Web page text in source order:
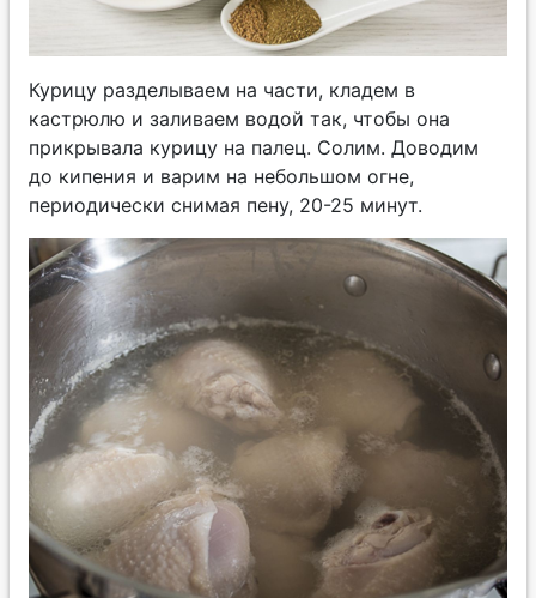
Курицу разделываем на части, кладем в
кастрюлю и заливаем водой так, чтобы она
прикрывала курицу на палец. Солим. Доводим
до кипения и варим на небольшом огне,
периодически снимая пену, 20-25 минут.